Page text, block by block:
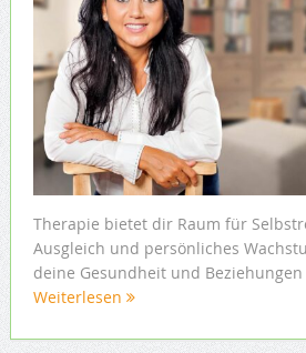
Therapie bietet dir Raum für
Ausgleich und persönliches
deine Gesundheit und
Weiterlesen